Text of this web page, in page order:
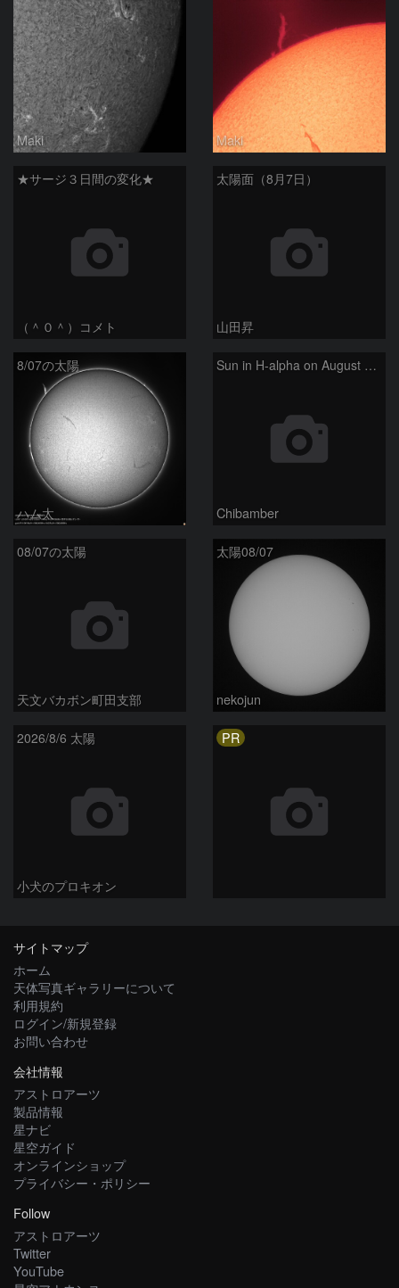
Maki Maki
★サージ３日間の変化★
（＾０＾）コメト
太陽面（8月7日）
山田昇
8/07の太陽
ハム太
Sun in H-alpha on August 7, 2026
Chibamber
08/07の太陽
天文バカボン町田支部
太陽08/07
nekojun
2026/8/6 太陽
小犬のプロキオン
PR
サイトマップ
ホーム
天体写真ギャラリーについて
利用規約
ログイン/新規登録
お問い合わせ
会社情報
アストロアーツ
製品情報
星ナビ
星空ガイド
オンラインショップ
プライバシー・ポリシー
Follow
アストロアーツ
Twitter
YouTube